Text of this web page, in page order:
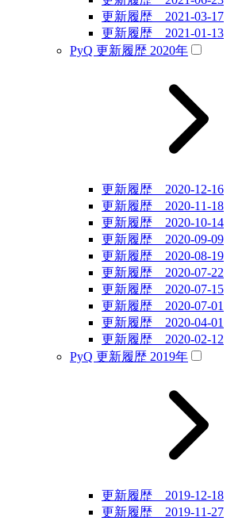
更新履歴 2021-03-17
更新履歴 2021-01-13
PyQ 更新履歴 2020年
更新履歴 2020-12-16
更新履歴 2020-11-18
更新履歴 2020-10-14
更新履歴 2020-09-09
更新履歴 2020-08-19
更新履歴 2020-07-22
更新履歴 2020-07-15
更新履歴 2020-07-01
更新履歴 2020-04-01
更新履歴 2020-02-12
PyQ 更新履歴 2019年
更新履歴 2019-12-18
更新履歴 2019-11-27